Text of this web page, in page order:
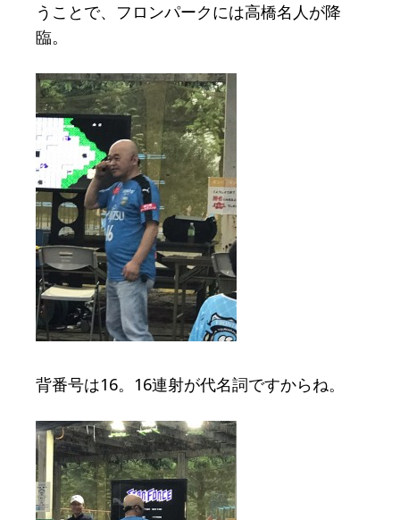
うことで、フロンパークには高橋名人が降
臨。
背番号は16。16連射が代名詞ですからね。